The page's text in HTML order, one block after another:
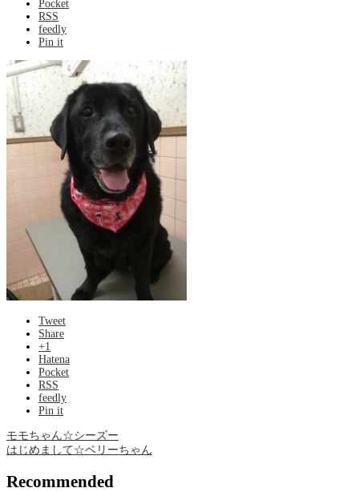
Pocket
RSS
feedly
Pin it
Tweet
Share
+1
Hatena
Pocket
RSS
feedly
Pin it
モモちゃん☆シーズー
はじめまして☆ベリーちゃん
Recommended